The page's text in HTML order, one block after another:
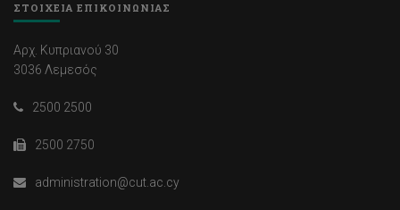
ΣΤΟΙΧΕΙΑ ΕΠΙΚΟΙΝΩΝΙΑΣ
Αρχ. Κυπριανού 30
3036 Λεμεσός
2500 2500
2500 2750
administration@cut.ac.cy